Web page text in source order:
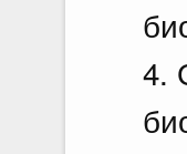
4.